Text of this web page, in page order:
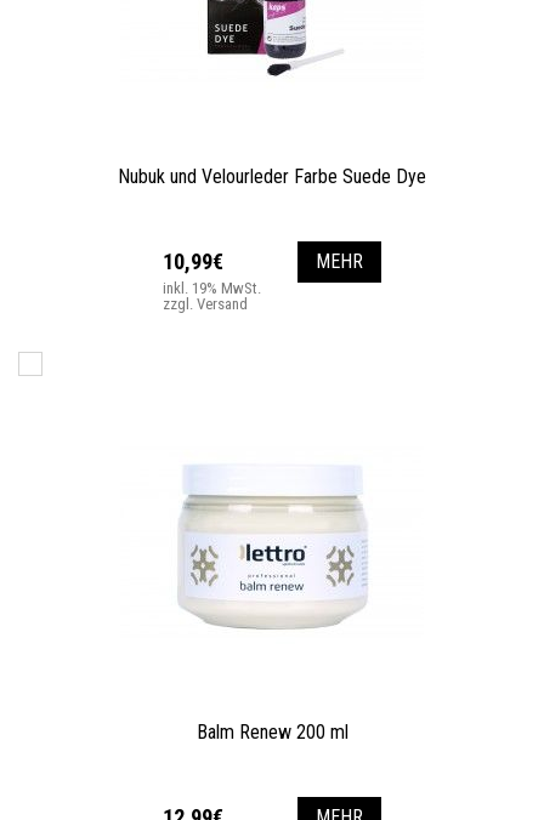
Nubuk und Velourleder Farbe Suede Dye
10,99€
inkl. 19% MwSt.
zzgl. Versand
MEHR
Balm Renew 200 ml